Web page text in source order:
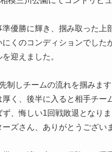
優勝に輝き、掴み取った上
くのコンディションでし
迎えました。
制しチームの流れを掴みます
く、後半に入ると相手チー
、悔しい1回戦敗退となりま
ズさん、ありがとうござい